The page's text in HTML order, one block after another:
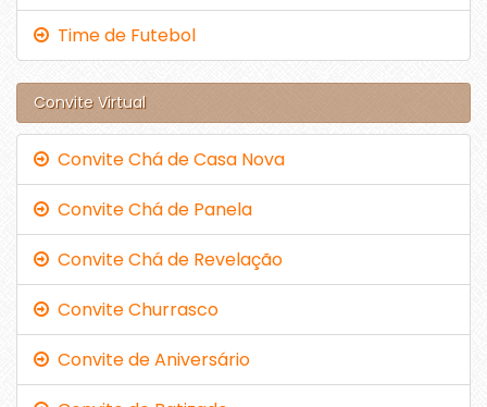
Time de Futebol
Convite Virtual
Convite Chá de Casa Nova
Convite Chá de Panela
Convite Chá de Revelação
Convite Churrasco
Convite de Aniversário